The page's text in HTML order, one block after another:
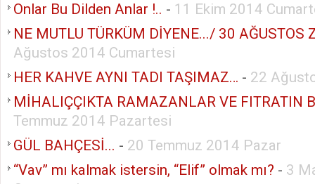
Onlar Bu Dilden Anlar !.. - 11 Ekim 2014
NE MUTLU TÜRKÜM DİYENE.../ 30 AĞUSTOS
Ağustos 2014 Cumartesi
HER KAHVE AYNI TADI TAŞIMAZ… - 22
MİHALIÇÇIKTA RAMAZANLAR VE FITRATIN
Temmuz 2014 Pazartesi
GÜL BAHÇESİ... - 20 Temmuz 2014 Pazar
“Vav” mı kalmak istersin, “Elif” olmak mı? - 3